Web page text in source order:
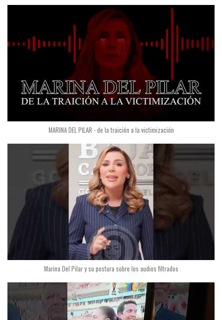
MARINA DEL PILAR - de la traición a la victimización
Marina Del Pilar y su postura sobre los audios filtrados